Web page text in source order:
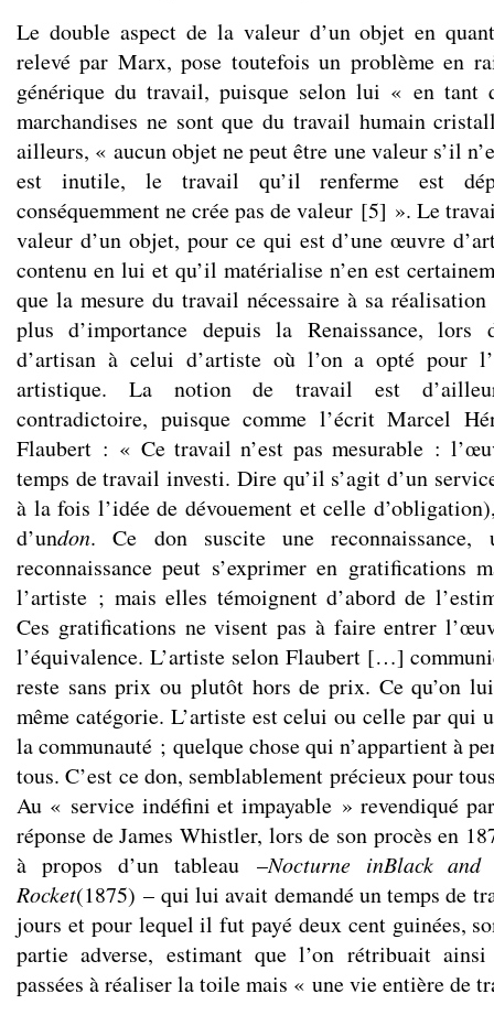
Le double aspect de la valeur d’un objet en
relevé par Marx, pose toutefois un problème en
générique du travail, puisque selon lui « en tant
marchandises ne sont que du travail humain
ailleurs, « aucun objet ne peut être une valeur s’il
est inutile, le travail qu’il renferme est
conséquemment ne crée pas de valeur [5] ». Le
valeur d’un objet, pour ce qui est d’une œuvre
contenu en lui et qu’il matérialise n’en est
que la mesure du travail nécessaire à sa
plus d’importance depuis la Renaissance, lors
d’artisan à celui d’artiste où l’on a opté pour
artistique. La notion de travail est
contradictoire, puisque comme l’écrit Marcel
Flaubert : « Ce travail n’est pas mesurable :
temps de travail investi. Dire qu’il s’agit d’un
à la fois l’idée de dévouement et celle
d’undon. Ce don suscite une reconnaissance,
reconnaissance peut s’exprimer en gratifications
l’artiste ; mais elles témoignent d’abord de
Ces gratifications ne visent pas à faire entrer
l’équivalence. L’artiste selon Flaubert […]
reste sans prix ou plutôt hors de prix. Ce qu’on
même catégorie. L’artiste est celui ou celle par qui
la communauté ; quelque chose qui n’appartient à
tous. C’est ce don, semblablement précieux pour
Au « service indéfini et impayable » revendiqué
réponse de James Whistler, lors de son procès en
à propos d’un tableau –Nocturne inBlack
Rocket(1875) – qui lui avait demandé un temps de
jours et pour lequel il fut payé deux cent guinées,
partie adverse, estimant que l’on rétribuait
passées à réaliser la toile mais « une vie entière de